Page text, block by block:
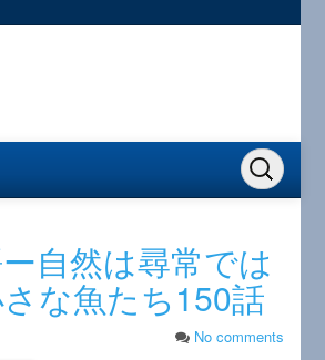
自然は尋常では
な魚たち150話
No comments